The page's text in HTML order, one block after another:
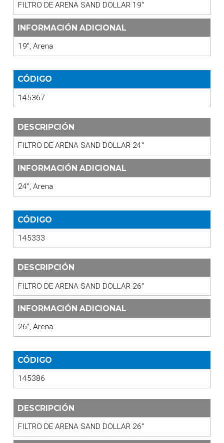
FILTRO DE ARENA SAND DOLLAR 19"
INFORMACIÓN ADICIONAL
19", Arena
CÓDIGO
145367
DESCRIPCIÓN
FILTRO DE ARENA SAND DOLLAR 24"
INFORMACIÓN ADICIONAL
24", Arena
CÓDIGO
145333
DESCRIPCIÓN
FILTRO DE ARENA SAND DOLLAR 26"
INFORMACIÓN ADICIONAL
26", Arena
CÓDIGO
145386
DESCRIPCIÓN
FILTRO DE ARENA SAND DOLLAR 26"